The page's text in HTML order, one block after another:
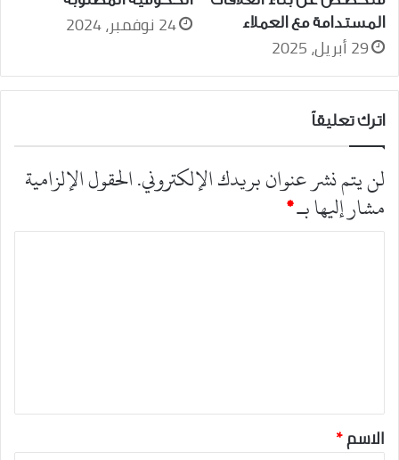
المستدامة مع العملاء
29 أبريل، 2025
24 نوفمبر، 2024
اترك تعليقاً
لن يتم نشر عنوان بريدك الإلكتروني.الحقول الإلزامية
مشار إليها بـ*
ا
الاسم*